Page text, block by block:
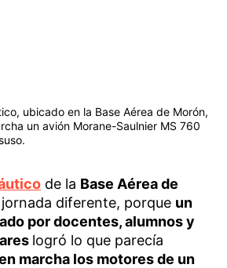
ubicado en la Base Aérea de Morón,
un avión Morane-Saulnier MS 760
de la Base Aérea de
diferente, porque un
por docentes, alumnos y
logró lo que parecía
marcha los motores de un